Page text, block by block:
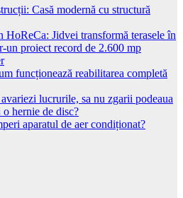
Casă modernă cu structură
HoReCa: Jidvei transformă terasele în
un proiect record de 2.600 mp
funcționează reabilitarea completă
lucrurile, sa nu zgarii podeaua
o hernie de disc?
aparatul de aer condiționat?